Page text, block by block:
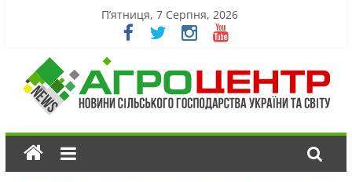
П’ятниця, 7 Серпня, 2026